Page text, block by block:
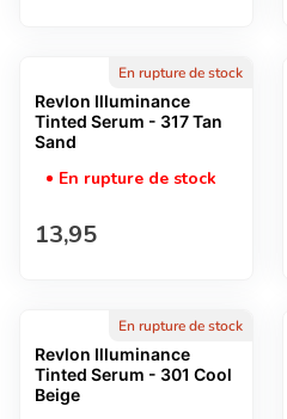
En rupture de stock
Revlon Illuminance
Tinted Serum - 317 Tan
Sand
En rupture de stock
Prix normal
13,95
En rupture de stock
Revlon Illuminance
Tinted Serum - 301 Cool
Beige